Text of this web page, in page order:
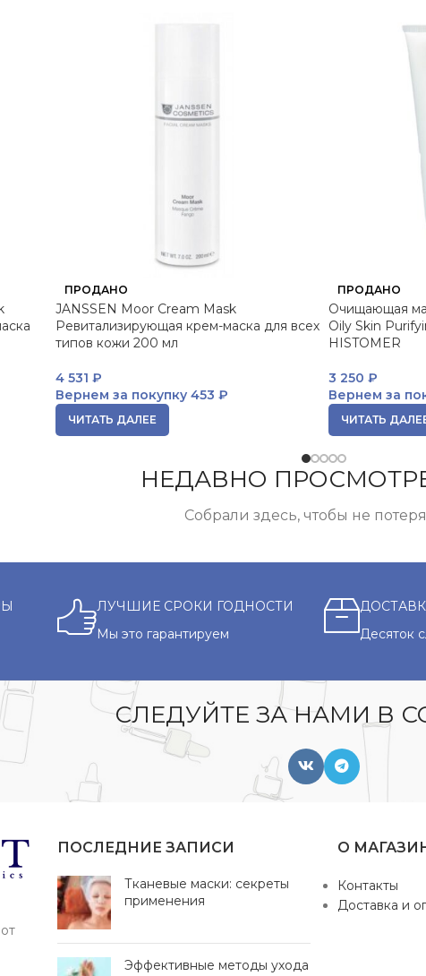
ПРОДАНО
JANSSEN Moor Cream Mask
Ревитализирующая крем-маска для всех
типов кожи 200 мл
4 531 ₽
Вернем за покупку453 ₽
ЧИТАТЬ ДАЛЕЕ
ПРОДАНО
Очищающая
Oily Skin
HISTOMER
3 250 ₽
Вернем за
ЧИТАТЬ
НЕДАВНО
Собрали здесь, чтобы не
ЛУЧШИЕ СРОКИ ГОДНОСТИ
Мы это гарантируем
Десяток
СЛЕДУЙТЕ ЗА НАМИ В
ПОСЛЕДНИЕ ЗАПИСИ
Тканевые маски: секреты
применения
Эффективные методы ухода
О
Контакты
Доставка и